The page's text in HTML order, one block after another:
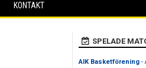
KONTAKT
SPELADE
AIK Basketförening-